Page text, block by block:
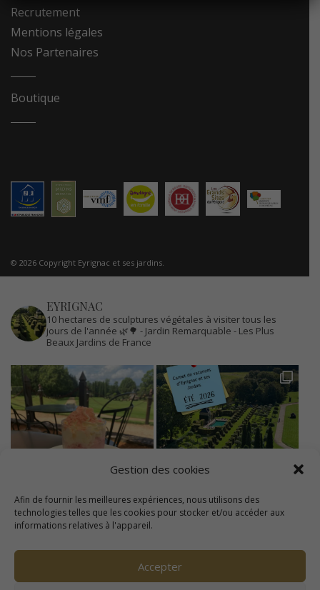
Gestion des cookies
Afin de fournir les meilleures expériences, nous utilisons des
technologies telles que les cookies pour stocker et/ou accéder aux
informations relatives à l'appareil.
Accepter
Recrutement
Mentions légales
Nos Partenaires
Boutique
© 2026 Copyright Eyrignac et ses jardins.
EYRIGNAC
10 hectares de sculptures végétales à visiter tous les
jours de l'année 🌿🌳 - Jardin Remarquable - Les Plus
Beaux Jardins de France